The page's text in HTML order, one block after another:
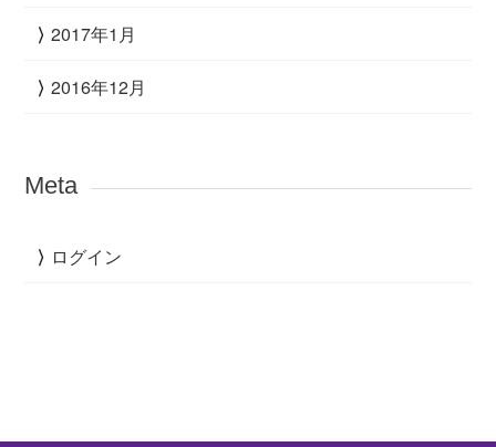
2017年1月
2016年12月
Meta
ログイン